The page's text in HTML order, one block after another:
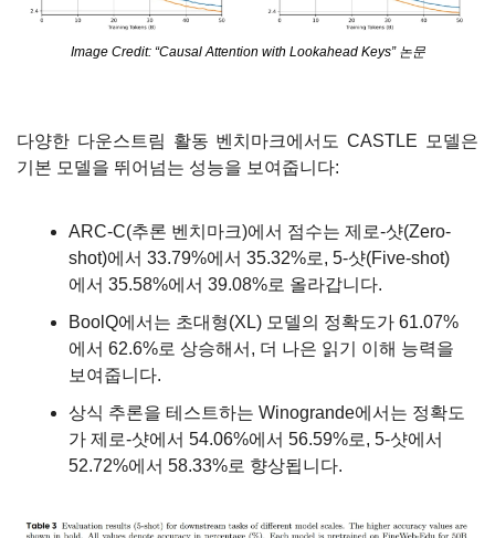
Image Credit: “Causal Attention with Lookahead Keys” 논문
다양한 다운스트림 활동 벤치마크에서도 CASTLE 모델은
기본 모델을 뛰어넘는 성능을 보여줍니다:
ARC-C(추론 벤치마크)에서 점수는 제로-샷(Zero-
shot)에서 33.79%에서 35.32%로, 5-샷(Five-shot)
에서 35.58%에서 39.08%로 올라갑니다.
BoolQ에서는 초대형(XL) 모델의 정확도가 61.07%
에서 62.6%로 상승해서, 더 나은 읽기 이해 능력을
보여줍니다.
상식 추론을 테스트하는 Winogrande에서는 정확도
가 제로-샷에서 54.06%에서 56.59%로, 5-샷에서
52.72%에서 58.33%로 향상됩니다.